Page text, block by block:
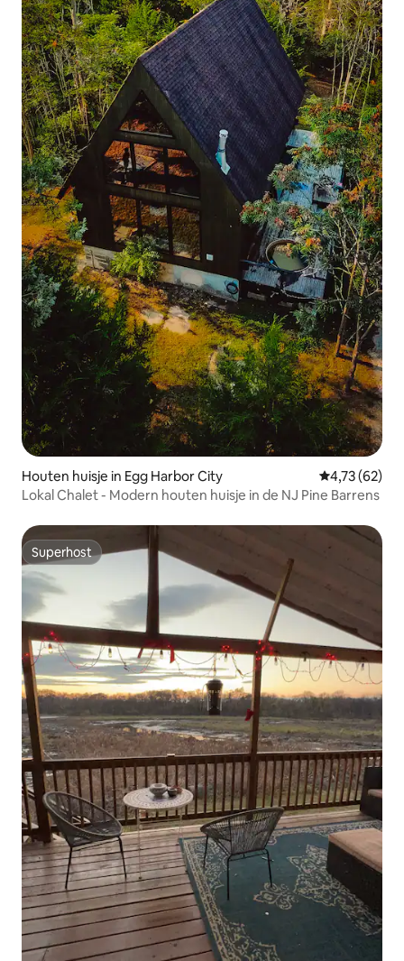
Houten huisje in Egg Harbor City Gemiddelde
4,73 (62)
Lokal Chalet - Modern houten huisje in de NJ Pine Barrens
Superhost
Superhost